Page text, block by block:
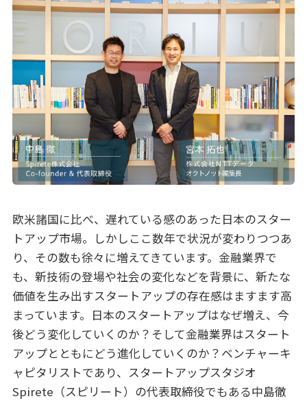
欧米諸国に比べ、遅れている感のあった日本のスター
トアップ市場。しかしここ数年で状況が変わりつつあ
り、その数も徐々に増えてきています。金融業界で
も、新技術の登場や社会の変化などを背景に、新たな
価値を生み出すスタートアップの存在感はますます高
まっています。日本のスタートアップはなぜ増え、今
後どう変化していくのか？そして金融業界はスタート
アップとともにどう進化していくのか？ベンチャーキ
ャピタリストであり、スタートアップスタジオ
Spirete（スピリート）の代表取締役でもある中島徹